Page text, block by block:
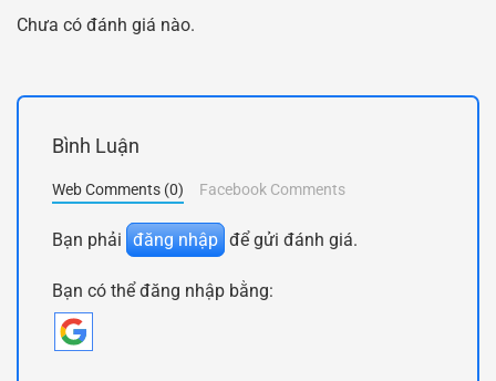
Chưa có đánh giá nào.
Bình Luận
Web Comments (0) Facebook Comments
Bạn phải đăng nhập để gửi đánh giá.
Bạn có thể đăng nhập bằng: